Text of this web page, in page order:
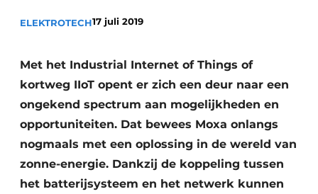
Vacature aanmelden
Video’s
Binnenklimaat
Brandbeveiliging
Ventilatie
Warmtepompen
ELEKTROTECH17 juli 2019
Met het Industrial Internet of Things of
kortweg IIoT opent er zich een deur naar een
ongekend spectrum aan mogelijkheden en
opportuniteiten. Dat bewees Moxa onlangs
nogmaals met een oplossing in de wereld van
zonne-energie. Dankzij de koppeling tussen
het batterijsysteem en het netwerk kunnen